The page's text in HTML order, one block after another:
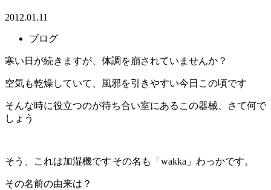
2012.01.11
ブログ
寒い日が続きますが、体調を崩されていませんか？
空気も乾燥していて、風邪を引きやすい今日この頃です
そんな時に役立つのが待ち合い室にあるこの器械、さて何で
しょう
そう、これは加湿機です その名も「wakka」わっかです。
その名前の由来は？